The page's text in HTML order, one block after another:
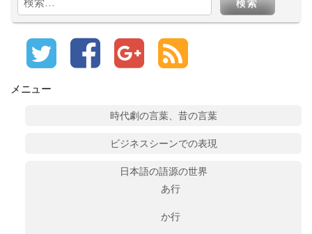
索:
メニュー
時代劇の言葉、昔の言葉
ビジネスシーンでの表現
日本語の語源の世界
あ行
か行